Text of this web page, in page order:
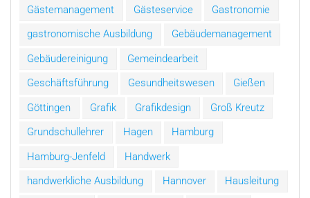
Gästemanagement
Gästeservice
Gastronomie
gastronomische Ausbildung
Gebäudemanagement
Gebäudereinigung
Gemeindearbeit
Geschäftsführung
Gesundheitswesen
Gießen
Göttingen
Grafik Grafikdesign
Groß Kreutz
Grundschullehrer
Hagen
Hamburg
Hamburg-Jenfeld
Handwerk
handwerkliche Ausbildung
Hannover
Hausleitung